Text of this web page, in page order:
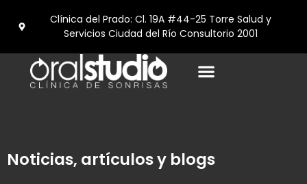
Clínica del Prado: Cl. 19A #44-25 Torre Salud y
Servicios Ciudad del Río Consultorio 2001
Noticias, artículos y blogs